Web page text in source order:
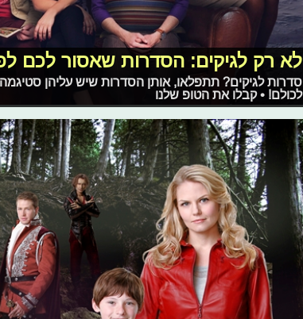
לא רק לגיקים: הסדרות שאסור לכם
סדרות לגיקים? תתפלאו, אותן הסדרות שיש עליהן
לכולם! • קבלו את הטופ שלנו